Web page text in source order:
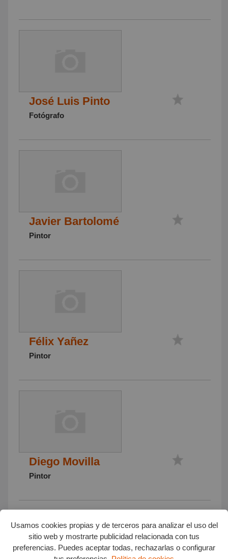
Usamos cookies propias y de terceros para analizar el uso del
sitio web y mostrarte publicidad relacionada con tus
preferencias. Puedes aceptar todas, rechazarlas o configurar
José Luis Pinto
Fotógrafo
Javier Bartolomé
Pintor
Félix Yañez
Pintor
Diego Movilla
Pintor